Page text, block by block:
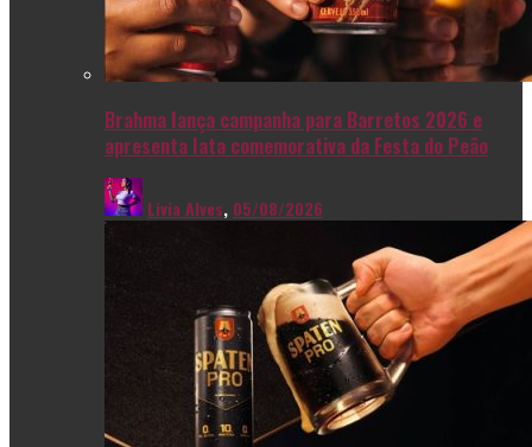
Brahma lança campanha para Barretos 2026 e
apresenta lata comemorativa da Festa do Peão
Livia Alves, 05/08/2026